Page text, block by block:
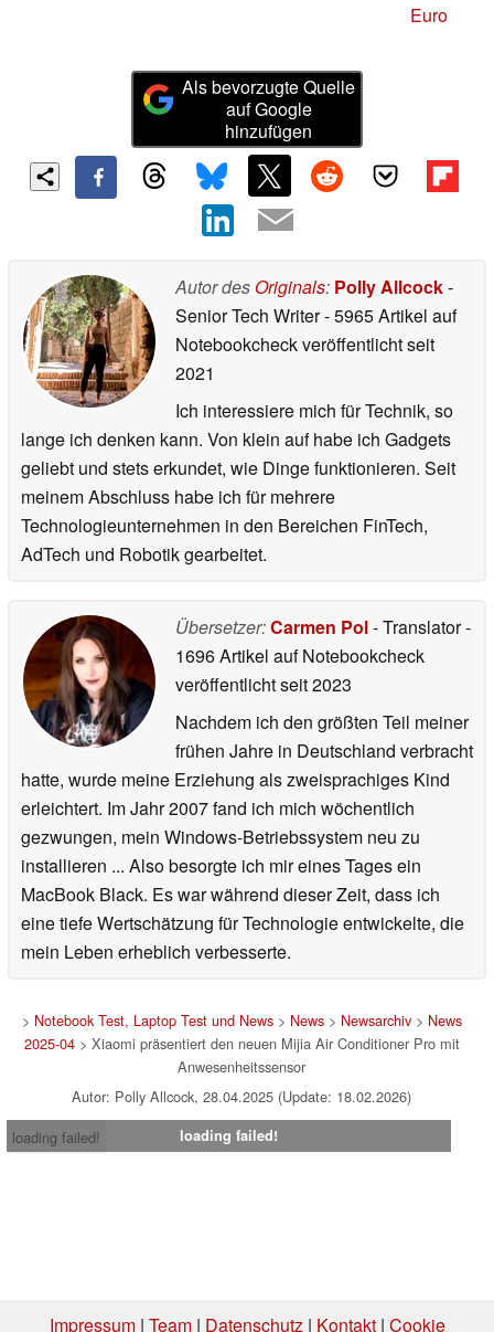
Euro
Als bevorzugte Quelle
auf Google
hinzufügen
Autor des Originals: Polly Allcock-
Senior Tech Writer- 5965 Artikel auf
Notebookcheck veröffentlichtseit
2021
Ich interessiere mich für Technik, so
lange ich denken kann. Von klein auf habe ich Gadgets
geliebt und stets erkundet, wie Dinge funktionieren. Seit
meinem Abschluss habe ich für mehrere
Technologieunternehmen in den Bereichen FinTech,
AdTech und Robotik gearbeitet.
Übersetzer:Carmen Pol- Translator-
1696 Artikel auf Notebookcheck
veröffentlichtseit 2023
Nachdem ich den größten Teil meiner
frühen Jahre in Deutschland verbracht
hatte, wurde meine Erziehung als zweisprachiges Kind
erleichtert. Im Jahr 2007 fand ich mich wöchentlich
gezwungen, mein Windows-Betriebssystem neu zu
installieren ... Also besorgte ich mir eines Tages ein
MacBook Black. Es war während dieser Zeit, dass ich
eine tiefe Wertschätzung für Technologie entwickelte, die
mein Leben erheblich verbesserte.
> Notebook Test, Laptop Test und News> News> Newsarchiv> News
2025-04> Xiaomi präsentiert den neuen Mijia Air Conditioner Pro mit
Anwesenheitssensor
Autor: Polly Allcock, 28.04.2025 (Update: 18.02.2026)
loading failed!
loading failed!
Impressum| Team| Datenschutz| Kontakt| Cookie